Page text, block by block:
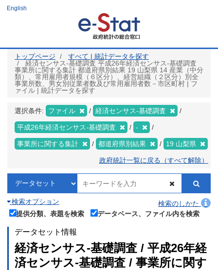
ツ
English
トップページ
すべて | 統計データを探す
経済センサス‐基礎調査 平成26年経済センサス‐基礎調査
事業所に関する集計 都道府県別結果 19 山梨県 14 産業（中分
類）、常用雇用者規模（６区分）、経営組織（２区分）別全
事業所数、男女別従業者数及び常用雇用者数－市区町村 | フ
ァイル | 統計データを探す
選択条件: ファイル 経済センサス‐基礎調査
平成26年経済センサス‐基礎調査 -
事業所に関する集計 都道府県別結果 19 山梨県
政府統計一覧に戻る（すべて解除）
検索オプション
検索のしかた
提供分類、表題を検索
データベース、ファイル内を検索
データセット情報
経済センサス‐基礎調査 / 平成26年経
済センサス‐基礎調査 / 事業所に関す